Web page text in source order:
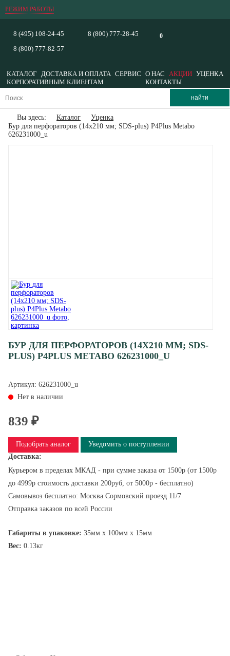
РЕЖИМ РАБОТЫ
0
8 (495) 108-24-45
8 (800) 777-82-57
8 (800) 777-28-45
КАТАЛОГ ДОСТАВКА И ОПЛАТА СЕРВИС О НАС АКЦИИ УЦЕНКА
КОРПОРАТИВНЫМ КЛИЕНТАМ
КОНТАКТЫ
Вы здесь: Каталог
Уценка
Бур для перфораторов (14х210 мм; SDS-plus) P4Plus Metabo
626231000_u
БУР ДЛЯ ПЕРФОРАТОРОВ (14Х210 ММ; SDS-
PLUS) P4PLUS METABO 626231000_U
Артикул: 626231000_u
Нет в наличии
839 ₽
Подобрать аналог
Уведомить о поступлении
Доставка:
Курьером в пределах МКАД - при сумме заказа от 1500р (от 1500р
до 4999р стоимость доставки 200руб, от 5000р - бесплатно)
Самовывоз бесплатно: Москва Сормовский проезд 11/7
Отправка заказов по всей России
Габариты в упаковке: 35мм x 100мм x 15мм
Вес: 0.13кг